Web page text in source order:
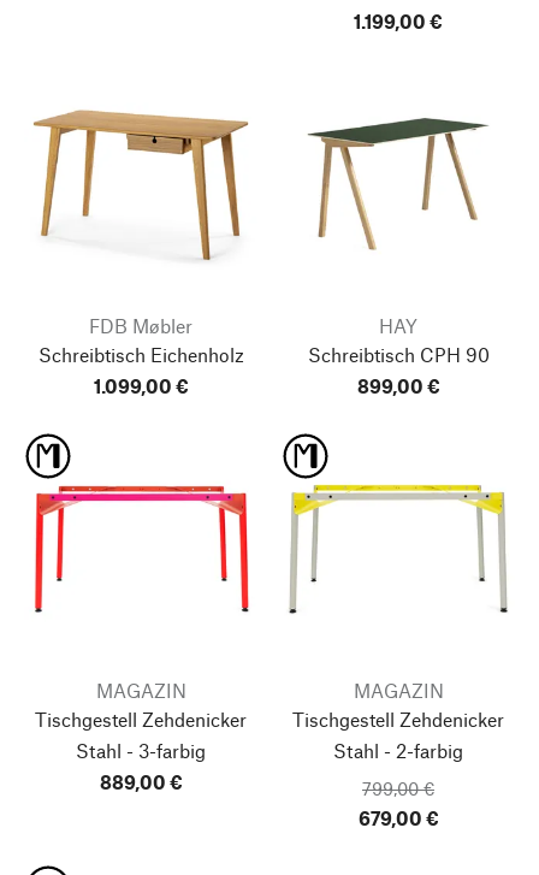
1.199,00 €
FDB Møbler
Schreibtisch Eichenholz
1.099,00 €
HAY
Schreibtisch CPH 90
899,00 €
MAGAZIN
Tischgestell Zehdenicker
Stahl - 3-farbig
889,00 €
MAGAZIN
Tischgestell Zehdenicker
Stahl - 2-farbig
799,00 €
679,00 €